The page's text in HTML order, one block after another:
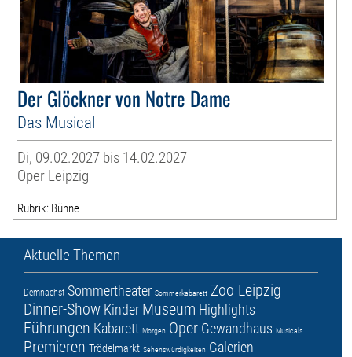
Der Glöckner von Notre Dame
Das Musical
Di, 09.02.2027 bis 14.02.2027
Oper Leipzig
Rubrik: Bühne
Aktuelle Themen
Demnächst Sommertheater Sommerkabarett Zoo Leipzig
Dinner-Show Kinder Museum Highlights
Führungen Kabarett Morgen Oper Gewandhaus Musicals
Premieren Trödelmarkt Sehenswürdigkeiten Galerien